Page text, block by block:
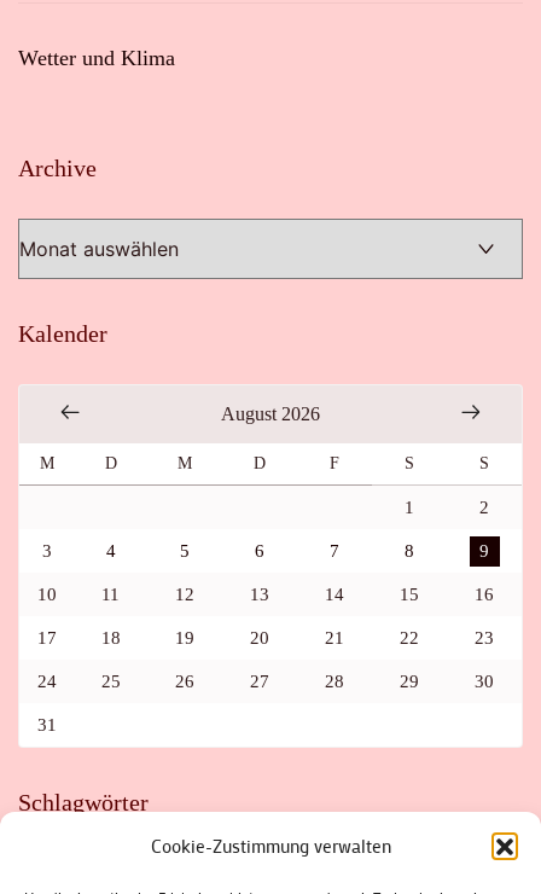
Cookie-Zustimmung verwalten
Wetter und Klima
Archive
Kalender
August 2026
M D M D F S S
1 2
3 4 5 6 7 8 9
10 11 12 13 14 15 16
17 18 19 20 21 22 23
24 25 26 27 28 29 30
31
Schlagwörter